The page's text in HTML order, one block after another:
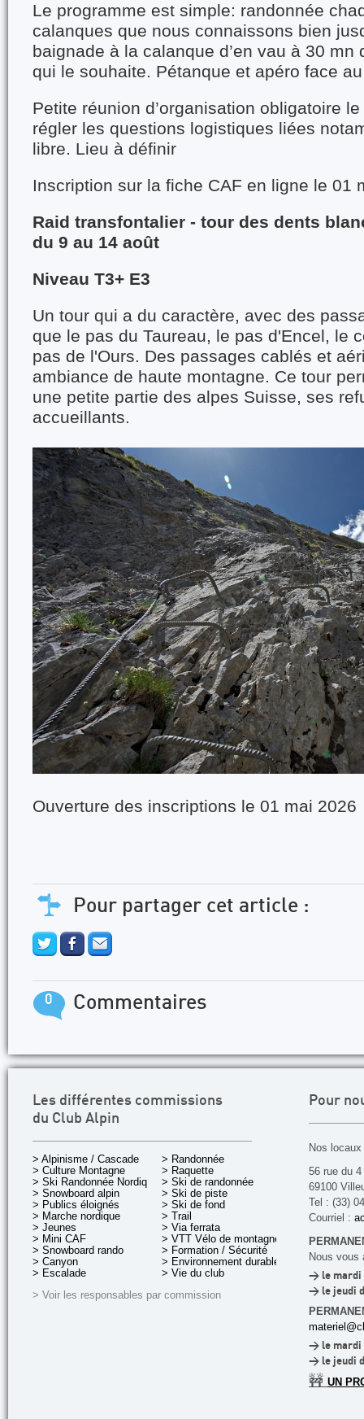
Le programme est simple: randonnée
calanques que nous connaissons bien
baignade à la calanque d’en vau à 30 mn
qui le souhaite. Pétanque et apéro face
Petite réunion d’organisation obligatoire
régler les questions logistiques liées
libre. Lieu à définir
Inscription sur la fiche CAF en ligne le 01
Raid transfontalier - tour des dents
du 9 au 14 août
Niveau T3+ E3
Un tour qui a du caractère, avec des
que le pas du Taureau, le pas d'Encel, le
pas de l'Ours. Des passages cablés et
ambiance de haute montagne. Ce tour
une petite partie des alpes Suisse, ses
accueillants.
Ouverture des inscriptions le 01 mai 2026
Pour partager cet article :
0 Commentaires
Les différentes commissions
du Club Alpin
> Alpinisme / Cascade
> Culture Montagne
> Ski Randonnée Nordique
> Snowboard alpin
> Publics éloignés
> Marche nordique
> Jeunes
> Mini CAF
> Snowboard rando
> Canyon
> Escalade
> Randonnée
> Raquette
> Ski de randonnée
> Ski de piste
> Ski de fond
> Trail
> Via ferrata
> VTT Vélo de montagne
> Formation / Sécurité
> Environnement durable
> Vie du club
> Voir les responsables par commission
Pour
Nos
56 rue du
69100
Tel : (33)
Courriel :
Nous vous
> le mardi
> le jeudi
> le mardi
> le jeudi
🚧 UN